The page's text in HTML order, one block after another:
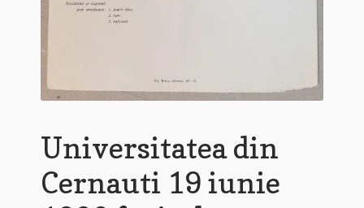
Universitatea din
Cernauti 19 iunie